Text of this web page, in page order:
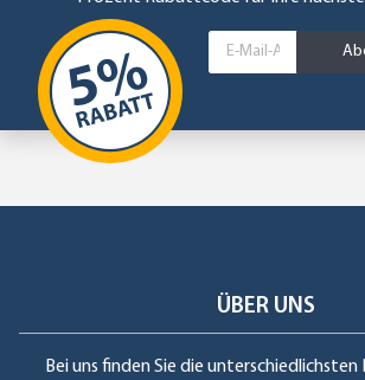
ÜBER UNS
Bei uns finden Sie die unterschiedlichsten